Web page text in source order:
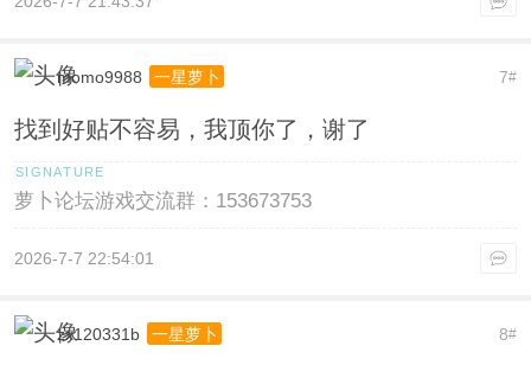
7#
momo9988 一星萝卜
找到好贴不容易，我顶你了，谢了
萝卜论坛游戏交流群：153673753
2026-7-7 22:54:01
8#
zx120331b 一星萝卜